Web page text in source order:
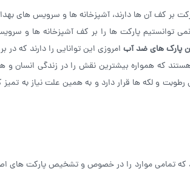
بر کف آن ها دارند، آشپزخانه ها و سرویس های
توانستیم پارکت ها را بر کف آشپزخانه ها و
پارک های ضد آب امروزی این توانایی را دارند که در
که همواره بیشترین نقش را در زندگی انسان و
و لکه ها قرار دارد و به همین علت نیاز به
تمامی موارد را در خصوص و تشخیص پارکت های